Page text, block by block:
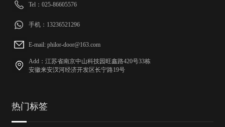
Tel：025-86605576
手机：13236521296
E-mail: philor-door@163.com
Add：江苏省南京中山科技园旺鑫路420号33栋
安徽来安汊河经济开发区长宁路19号
热门标签